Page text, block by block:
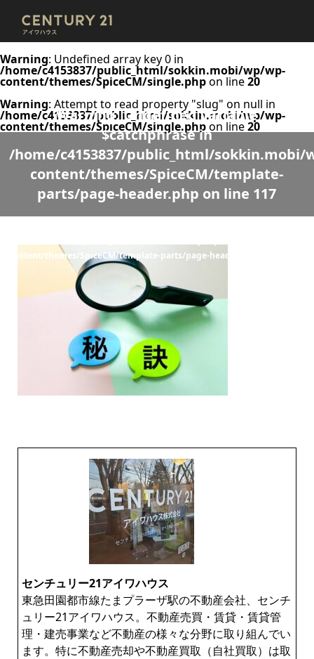
Warning: Undefined array key 0 in
/home/c4153837/public_html/sokkin.mobi/wp/wp-
content/themes/SpiceCM/single.phpon line20
Warning: Attempt to read property "slug" on null in
/home/c4153837/public_html/sokkin.mobi/wp/wp-
content/themes/SpiceCM/single.phpon line20
Warning: Undefined variable
$catchphrase in
/home/c4153837/public_html/sokkin.mobi/
content/themes/SpiceCM/template-
parts/page-header.php on line 117
content/themes/SpiceCM/template-parts/page-header.php
センチュリー21アイワハウス
東急田園都市線たまプラーザ駅の不動産会社、センチ
ュリー21アイワハウス。不動産売買・賃貸・賃貸管
理・建売事業など不動産の様々な分野に取り組んでい
ます。特に不動産売却や不動産買取（自社買取）は取